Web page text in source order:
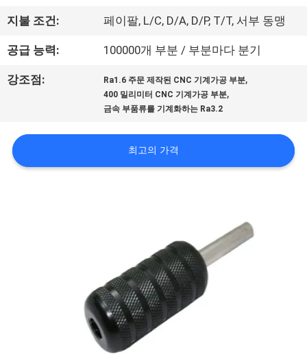
어
품
질
리
지불 조건: 페이팔, L/C, D/A, D/P, T/T, 서부 동맹
공급 능력: 100000개 부분 / 부분마다 분기
강조점: Ra1.6 주문 제작된 CNC 기계가공 부분,
400 밀리미터 CNC 기계가공 부분,
금속 부품류를 기계화하는 Ra3.2
최고의 가격